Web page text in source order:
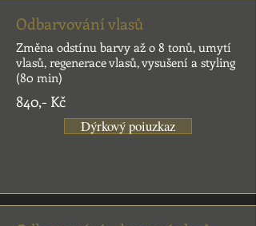
Odbarvování vlasů
Změna odstínu barvy až o 8 tonů, umytí
vlasů, regenerace vlasů, vysušení a styling
(80 min)
840,- Kč
Dýrkový poiuzkaz